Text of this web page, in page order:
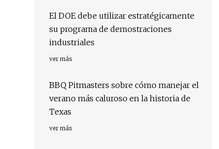
El DOE debe utilizar estratégicamente
su programa de demostraciones
industriales
ver más
BBQ Pitmasters sobre cómo manejar el
verano más caluroso en la historia de
Texas
ver más